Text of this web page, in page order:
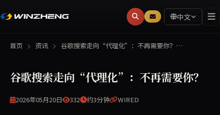
中文
首页 资讯 谷歌搜索走向“代理化”：不再需要你？…
谷歌搜索走向“代理化”：不再需要你？
2026年05月20日 332 约3分钟 WIRED